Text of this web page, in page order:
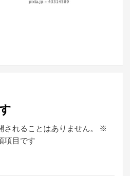
されることはありません。
※
項目です